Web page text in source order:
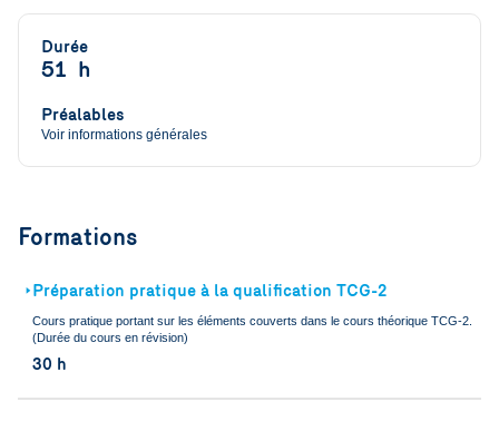
Durée
51 h
Préalables
Voir informations générales
Formations
🢒 Préparation pratique à la qualification TCG-2
Cours pratique portant sur les éléments couverts dans le cours théorique TCG-2.
(Durée du cours en révision)
30 h